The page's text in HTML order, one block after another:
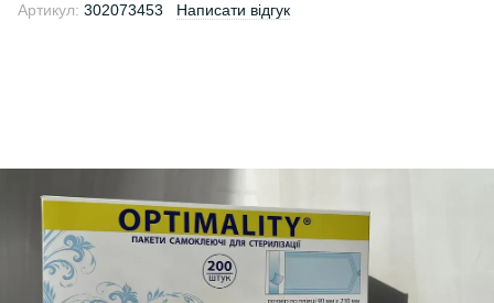
Артикул: 302073453 Написати відгук